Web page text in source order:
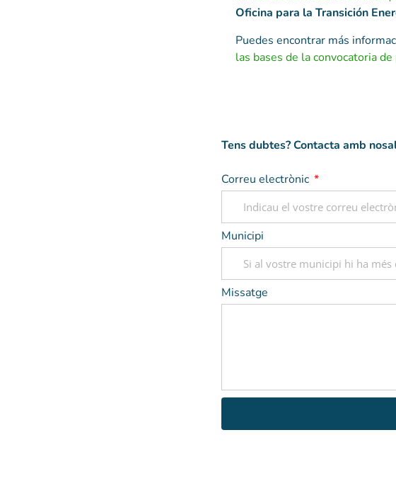
Oficina para la Transición
Puedes encontrar más
las bases de la convocatoria
Tens dubtes? Contacta amb
Correu electrònic
Municipi
Missatge